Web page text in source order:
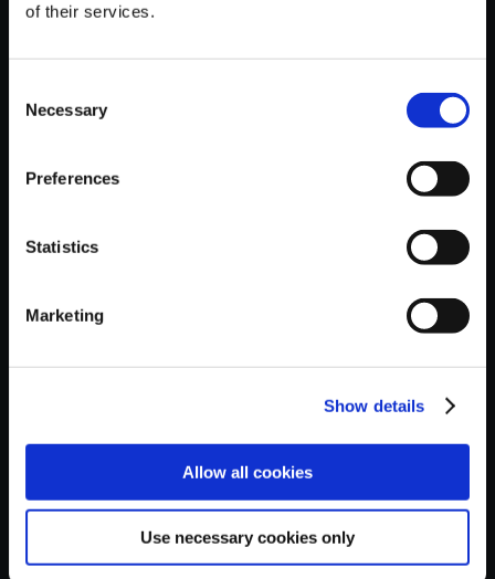
of their services.
Selection
Necessary
Preferences
Statistics
Marketing
Show details
Allow all cookies
Use necessary cookies only
150円
【単曲】ストリー